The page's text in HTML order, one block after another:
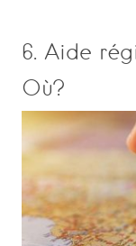
6. Aide
Où?